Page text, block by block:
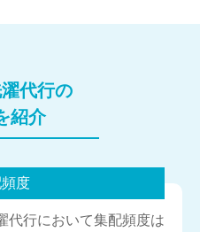
代行の
紹介
度
代行において集配頻度は